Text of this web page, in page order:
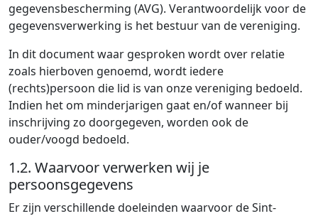
gegevensbescherming (AVG). Verantwoordelijk voor de
gegevensverwerking is het bestuur van de vereniging.
In dit document waar gesproken wordt over relatie
zoals hierboven genoemd, wordt iedere
(rechts)persoon die lid is van onze vereniging bedoeld.
Indien het om minderjarigen gaat en/of wanneer bij
inschrijving zo doorgegeven, worden ook de
ouder/voogd bedoeld.
1.2. Waarvoor verwerken wij je
persoonsgegevens
Er zijn verschillende doeleinden waarvoor de Sint-